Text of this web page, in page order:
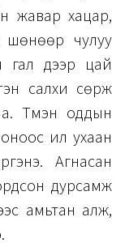
жавар хацар,
шөнөөр чулуу
гал дээр цай
салхи сөрж
Түмэн оддын
илүү ухаан
Агнасан
дурсамж
амьтан алж,